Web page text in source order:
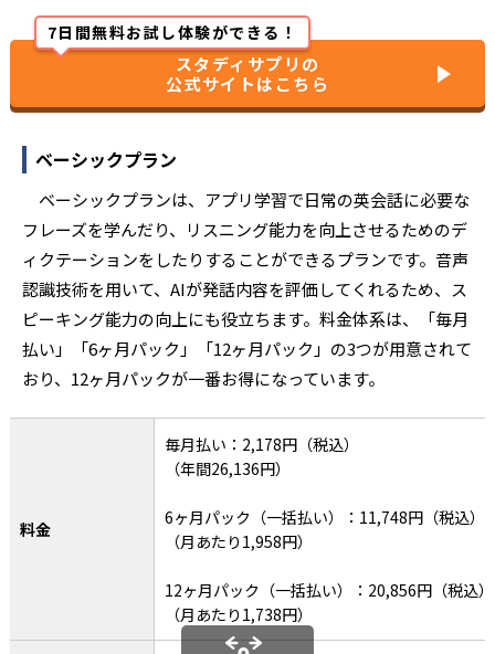
7日間無料お試し体験ができる！
スタディサプリの
公式サイトはこちら
ベーシックプラン
ベーシックプランは、アプリ学習で日常の英会話に必要な
フレーズを学んだり、リスニング能力を向上させるためのデ
ィクテーションをしたりすることができるプランです。音声
認識技術を用いて、AIが発話内容を評価してくれるため、ス
ピーキング能力の向上にも役立ちます。料金体系は、「毎月
払い」「6ヶ月パック」「12ヶ月パック」の3つが用意されて
おり、12ヶ月パックが一番お得になっています。
料金
毎月払い：2,178円（税込）
（年間26,136円）
6ヶ月パック（一括払い）：11,748円（税込）
（月あたり1,958円）
12ヶ月パック（一括払い）：20,856円（税込）
（月あたり1,738円）